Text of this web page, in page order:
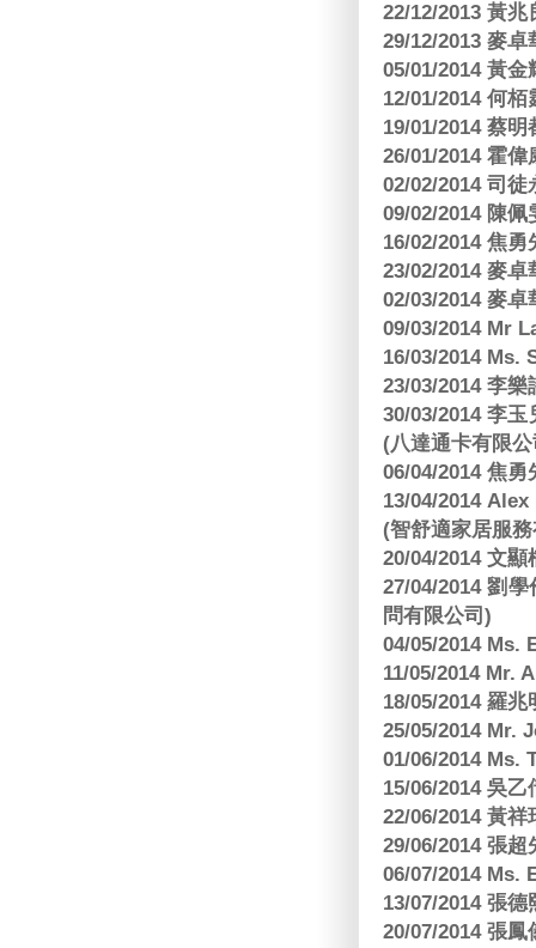
22/12/2013 黃
29/12/2013 麥
05/01/2014 黃
12/01/2014 何
19/01/2014 蔡
26/01/2014 霍
02/02/2014 司
09/02/2014 陳
16/02/2014 焦
23/02/2014 麥
02/03/2014 麥
09/03/2014 Mr
16/03/2014 Ms.
23/03/2014 李
30/03/2014 李
(八達通卡有限
06/04/2014 焦
13/04/2014
(智舒適家居服
20/04/2014 文
27/04/2014 劉
問有限公司)
04/05/2014 Ms.
11/05/2014 Mr.
18/05/2014 羅
25/05/2014 Mr.
01/06/2014 Ms.
15/06/2014 吳
22/06/2014 黃
29/06/2014 張
06/07/2014 Ms.
13/07/2014 張
20/07/2014 張